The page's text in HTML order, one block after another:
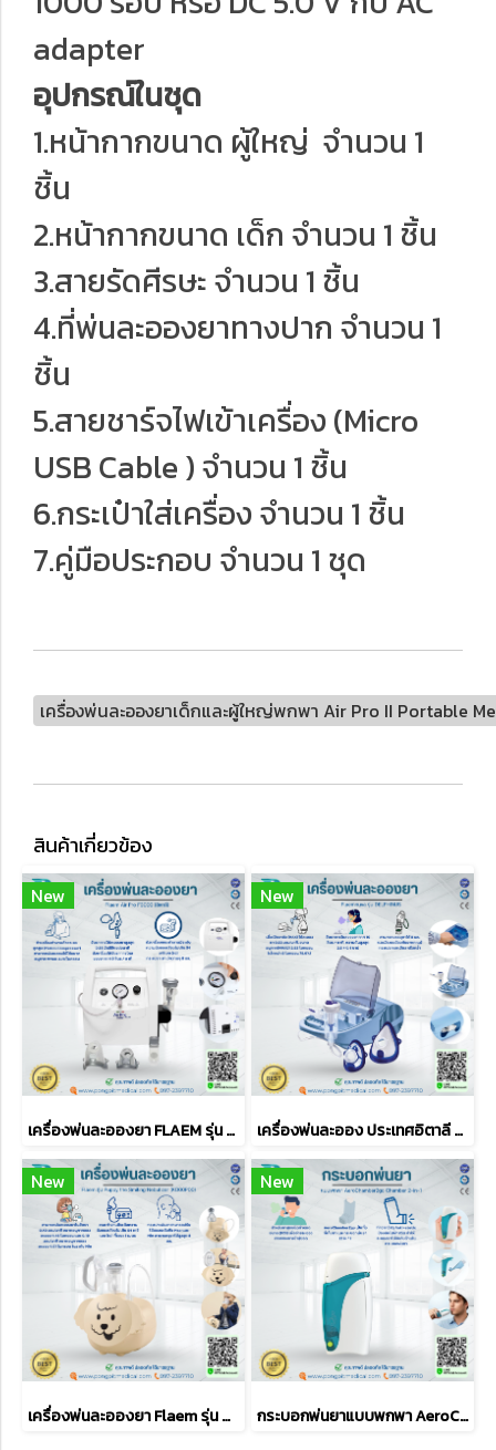
adapter
อุปกรณ์ในชุด
1.หน้ากากขนาด ผู้ใหญ่ จำนวน 1
ชิ้น
2.หน้ากากขนาด เด็ก จำนวน 1 ชิ้น
3.สายรัดศีรษะ จำนวน 1 ชิ้น
4.ที่พ่นละอองยาทางปาก จำนวน 1
ชิ้น
5.สายชาร์จไฟเข้าเครื่อง (Micro
USB Cable ) จำนวน 1 ชิ้น
6.กระเป๋าใส่เครื่อง จำนวน 1 ชิ้น
7.คู่มือประกอบ จำนวน 1 ชุด
เครื่องพ่นละอองยาเด็กและผู้ใหญ่พกพา Air Pro II Portable
สินค้าเกี่ยวข้อง
New
เครื่องพ่นละอองยา FLAEM รุ่น Air Pro 3000 Plus
New
เครื่องพ่นละออง ประเทศอิตาลี Flaemnuva รุ่น DELPHINUS (DF30P00)
New
เครื่องพ่นละอองยา Flaem รุ่น Puppy the Smiling Nebulizer (KO00P00)
New
กระบอกพ่นยาแบบพกพา AeroChamber2go Chamber 2-in-1